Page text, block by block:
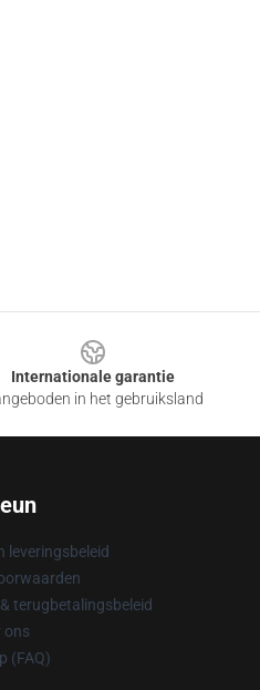
Internationale garantie
in het gebruiksland
leveringsbeleid
terugbetalingsbeleid
ons
(FAQ)